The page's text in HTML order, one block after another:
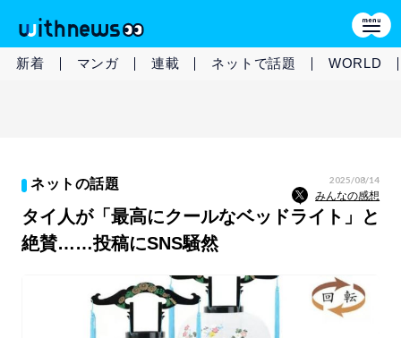
新着 マンガ 連載 ネットで話題 WORLD
ネットの話題 2025/08/14
みんなの感想
タイ人が「最高にクールなベッドライト」と
絶賛……投稿にSNS騒然